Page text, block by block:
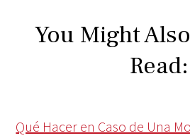
You Might
Read:
Qué Hacer en Caso de Una